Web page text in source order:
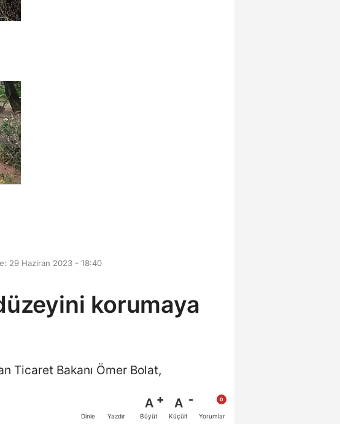
29 Haziran 2023 - 18:40
korumaya
Ticaret Bakanı Ömer Bolat,
Dinle Yazdır
A
Büyüt
A
Küçült Yorumlar